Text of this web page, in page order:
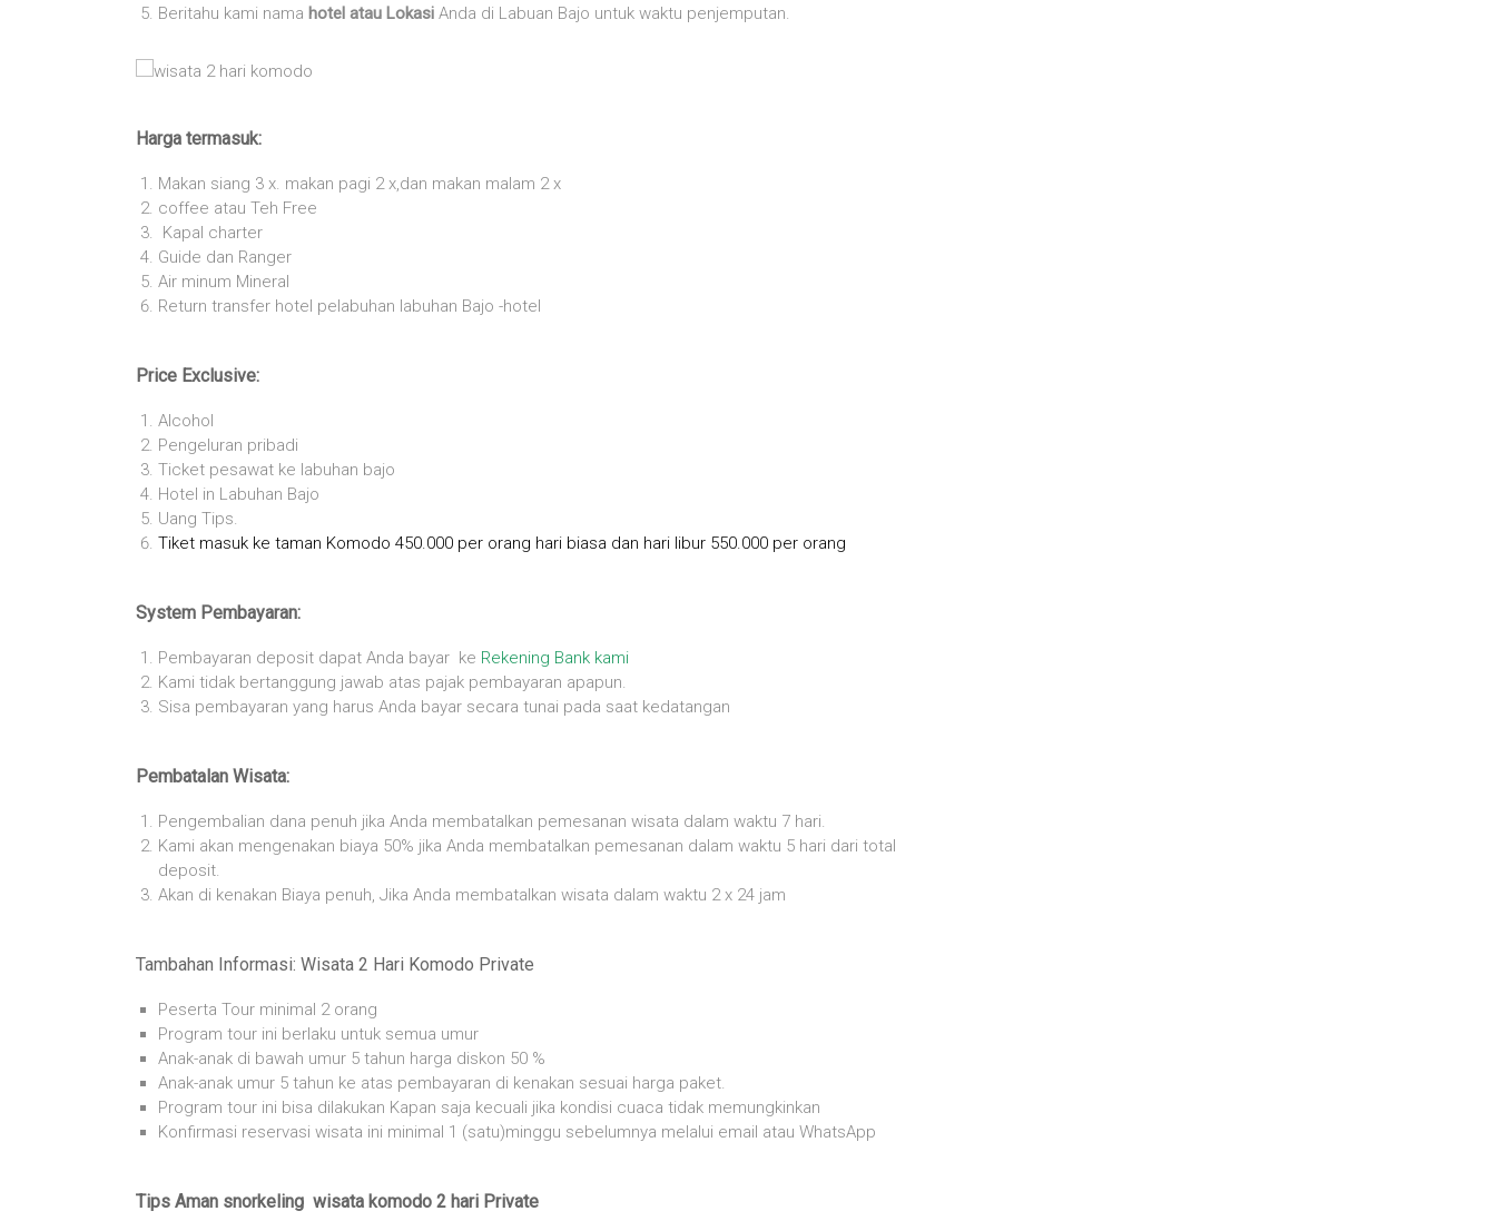
Beritahu kami nama hotel atau Lokasi Anda di Labuan Bajo untuk waktu penjemputan.
Harga termasuk:
Makan siang 3 x. makan pagi 2 x,dan makan malam 2 x
coffee atau Teh Free
Kapal charter
Guide dan Ranger
Air minum Mineral
Return transfer hotel pelabuhan labuhan Bajo -hotel
Price Exclusive:
Alcohol
Pengeluran pribadi
Ticket pesawat ke labuhan bajo
Hotel in Labuhan Bajo
Uang Tips.
Tiket masuk ke taman Komodo 450.000 per orang hari biasa dan hari libur 550.000 per orang
System Pembayaran:
Pembayaran deposit dapat Anda bayar ke Rekening Bank kami
Kami tidak bertanggung jawab atas pajak pembayaran apapun.
Sisa pembayaran yang harus Anda bayar secara tunai pada saat kedatangan
Pembatalan Wisata:
Pengembalian dana penuh jika Anda membatalkan pemesanan wisata dalam waktu 7 hari.
Kami akan mengenakan biaya 50% jika Anda membatalkan pemesanan dalam waktu 5 hari dari total
deposit.
Akan di kenakan Biaya penuh, Jika Anda membatalkan wisata dalam waktu 2 x 24 jam
Tambahan Informasi: Wisata 2 Hari Komodo Private
Peserta Tour minimal 2 orang
Program tour ini berlaku untuk semua umur
Anak-anak di bawah umur 5 tahun harga diskon 50 %
Anak-anak umur 5 tahun ke atas pembayaran di kenakan sesuai harga paket.
Program tour ini bisa dilakukan Kapan saja kecuali jika kondisi cuaca tidak memungkinkan
Konfirmasi reservasi wisata ini minimal 1 (satu)minggu sebelumnya melalui email atau WhatsApp
Tips Aman snorkeling wisata komodo 2 hari Private